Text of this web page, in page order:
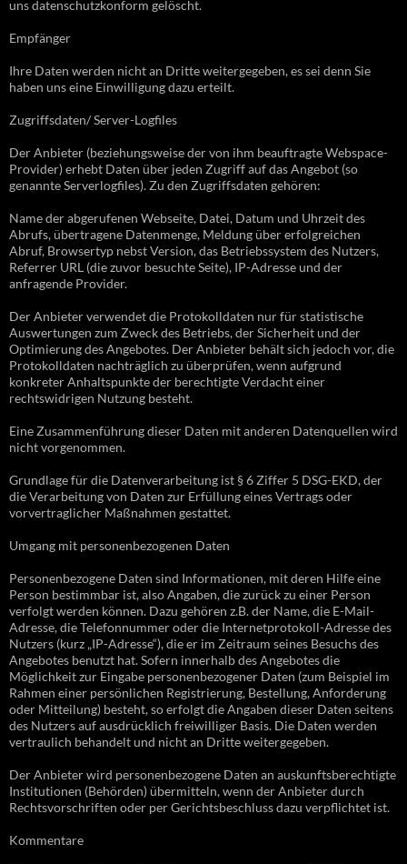
uns datenschutzkonform gelöscht.
Empfänger
Ihre Daten werden nicht an Dritte weitergegeben, es sei denn Sie
haben uns eine Einwilligung dazu erteilt.
Zugriffsdaten/ Server-Logfiles
Der Anbieter (beziehungsweise der von ihm beauftragte Webspace-
Provider) erhebt Daten über jeden Zugriff auf das Angebot (so
genannte Serverlogfiles). Zu den Zugriffsdaten gehören:
Name der abgerufenen Webseite, Datei, Datum und Uhrzeit des
Abrufs, übertragene Datenmenge, Meldung über erfolgreichen
Abruf, Browsertyp nebst Version, das Betriebssystem des Nutzers,
Referrer URL (die zuvor besuchte Seite), IP-Adresse und der
anfragende Provider.
Der Anbieter verwendet die Protokolldaten nur für statistische
Auswertungen zum Zweck des Betriebs, der Sicherheit und der
Optimierung des Angebotes. Der Anbieter behält sich jedoch vor, die
Protokolldaten nachträglich zu überprüfen, wenn aufgrund
konkreter Anhaltspunkte der berechtigte Verdacht einer
rechtswidrigen Nutzung besteht.
Eine Zusammenführung dieser Daten mit anderen Datenquellen wird
nicht vorgenommen.
Grundlage für die Datenverarbeitung ist § 6 Ziffer 5 DSG-EKD, der
die Verarbeitung von Daten zur Erfüllung eines Vertrags oder
vorvertraglicher Maßnahmen gestattet.
Umgang mit personenbezogenen Daten
Personenbezogene Daten sind Informationen, mit deren Hilfe eine
Person bestimmbar ist, also Angaben, die zurück zu einer Person
verfolgt werden können. Dazu gehören z.B. der Name, die E-Mail-
Adresse, die Telefonnummer oder die Internetprotokoll-Adresse des
Nutzers (kurz „IP-Adresse“), die er im Zeitraum seines Besuchs des
Angebotes benutzt hat. Sofern innerhalb des Angebotes die
Möglichkeit zur Eingabe personenbezogener Daten (zum Beispiel im
Rahmen einer persönlichen Registrierung, Bestellung, Anforderung
oder Mitteilung) besteht, so erfolgt die Angaben dieser Daten seitens
des Nutzers auf ausdrücklich freiwilliger Basis. Die Daten werden
vertraulich behandelt und nicht an Dritte weitergegeben.
Der Anbieter wird personenbezogene Daten an auskunftsberechtigte
Institutionen (Behörden) übermitteln, wenn der Anbieter durch
Rechtsvorschriften oder per Gerichtsbeschluss dazu verpflichtet ist.
Kommentare